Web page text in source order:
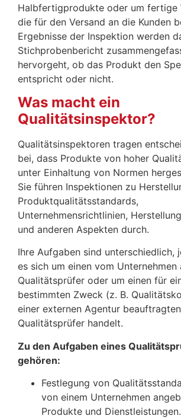
Halbfertigprodukte oder um fertige
die für den Versand an die Kunden
Ergebnisse der Inspektion werden
Stichprobenbericht
hervorgeht, ob das Produkt den
entspricht oder nicht.
Was macht ein
Qualitätsinspektor?
Qualitätsinspektoren tragen
bei, dass Produkte von hoher
unter Einhaltung von Normen
Sie führen Inspektionen zu
Produktqualitätsstandards,
Unternehmensrichtlinien,
und anderen Aspekten durch.
Ihre Aufgaben sind unterschiedlich,
es sich um einen vom Unternehmen
Qualitätsprüfer oder um einen für
bestimmten Zweck (z. B.
einer externen Agentur beauftragten
Qualitätsprüfer handelt.
Zu den Aufgaben eines
gehören:
Festlegung von
von einem Unternehmen
Produkte und Dienstleistungen.